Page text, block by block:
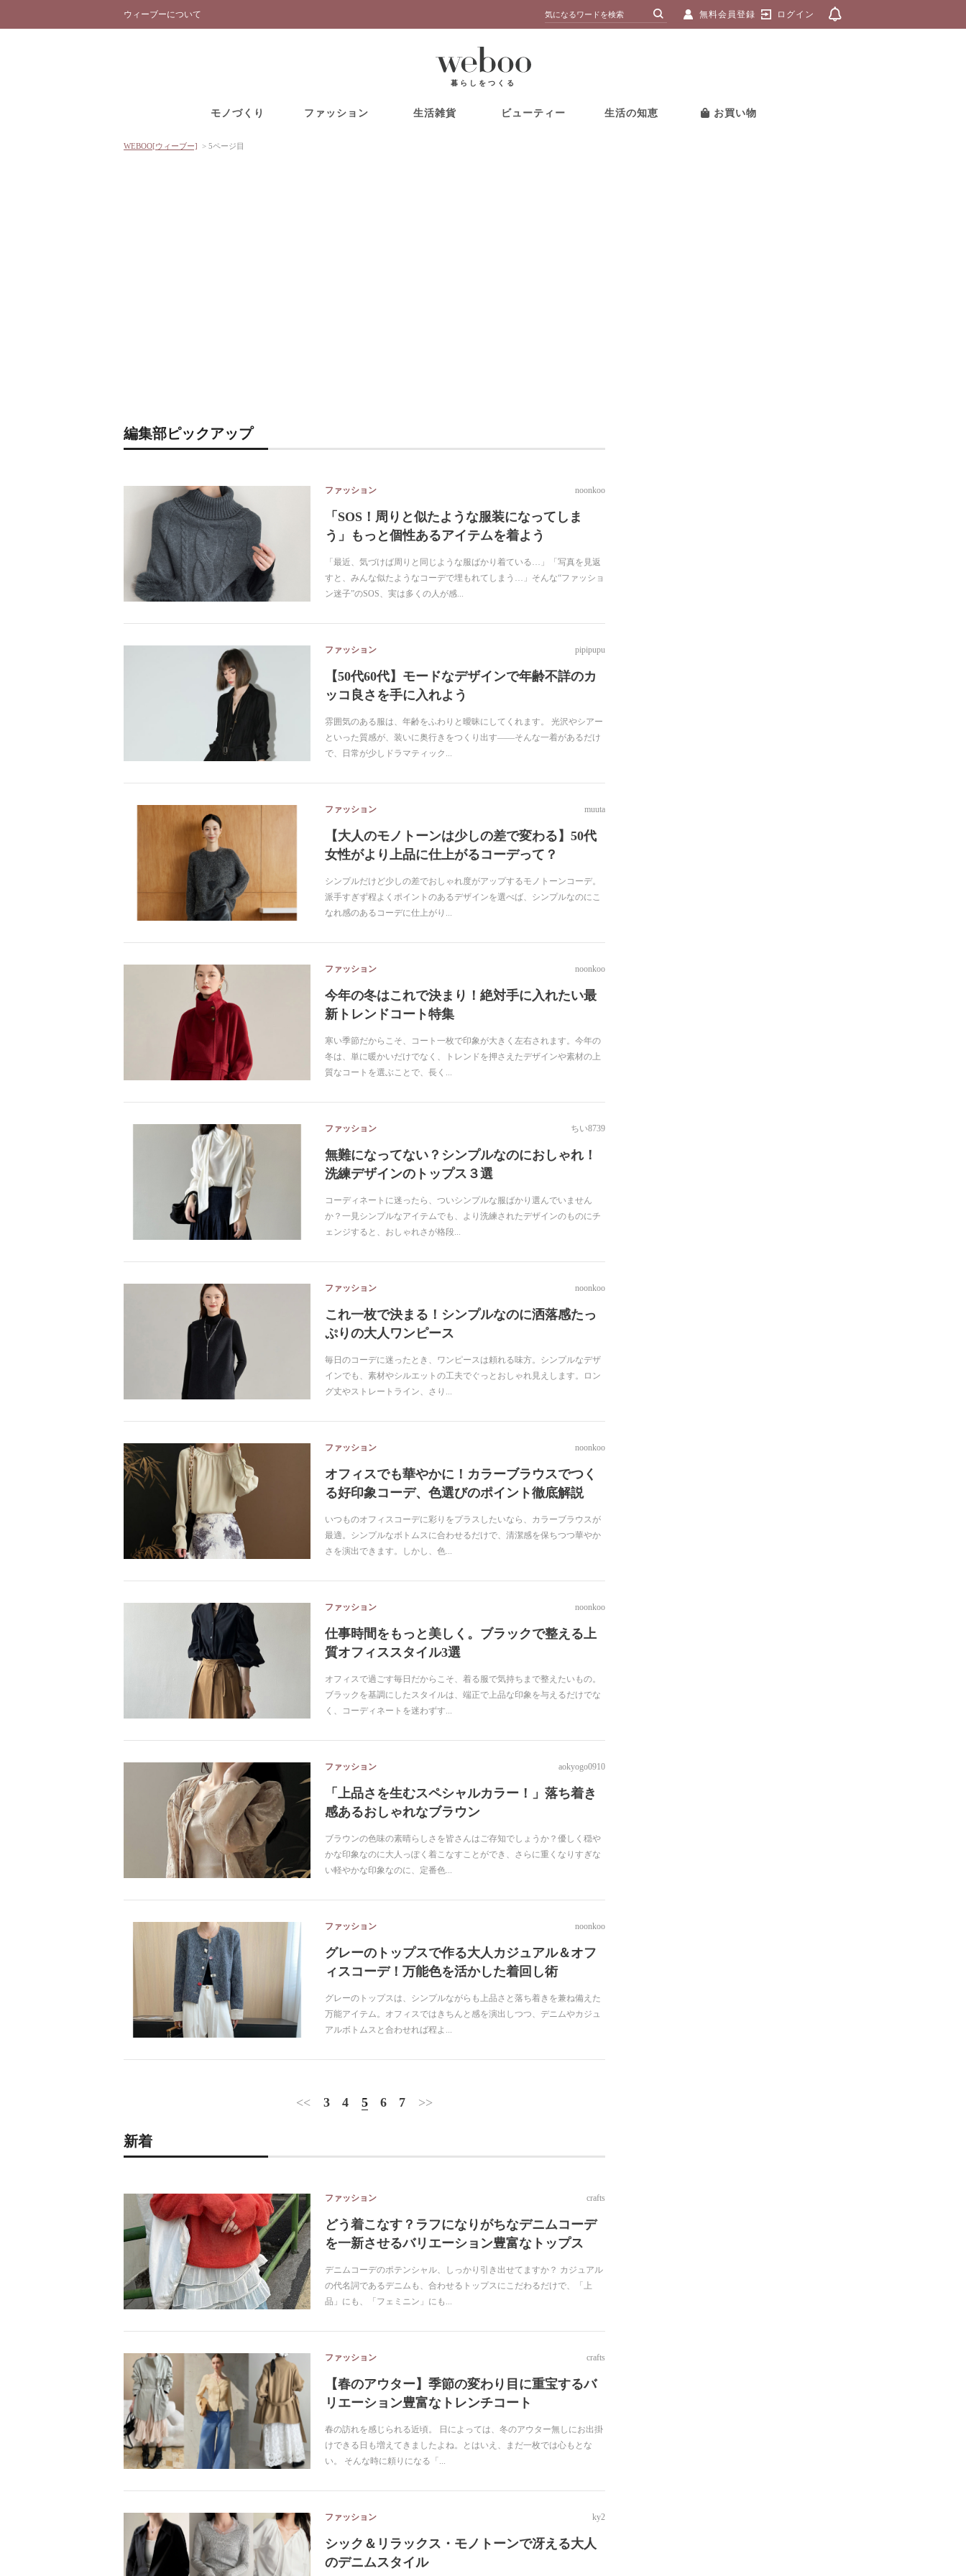
ウィーブーについて 無料会員登録 ログイン
暮らしをつくる
モノづくり ファッション 生活雑貨 ビューティー 生活の知恵 お買い物
WEBOO[ウィーブー] > 5ページ目
編集部ピックアップ
ファッション noonkoo
「SOS！周りと似たような服装になってしま
う」もっと個性あるアイテムを着よう
「最近、気づけば周りと同じような服ばかり着ている…」「写真を見返
すと、みんな似たようなコーデで埋もれてしまう…」そんな“ファッショ
ン迷子”のSOS、実は多くの人が感...
ファッション pipipupu
【50代60代】モードなデザインで年齢不詳のカ
ッコ良さを手に入れよう
雰囲気のある服は、年齢をふわりと曖昧にしてくれます。 光沢やシアー
といった質感が、装いに奥行きをつくり出す――そんな一着があるだけ
で、日常が少しドラマティック...
ファッション muuta
【大人のモノトーンは少しの差で変わる】50代
女性がより上品に仕上がるコーデって？
シンプルだけど少しの差でおしゃれ度がアップするモノトーンコーデ。
派手すぎず程よくポイントのあるデザインを選べば、シンプルなのにこ
なれ感のあるコーデに仕上がり...
ファッション noonkoo
今年の冬はこれで決まり！絶対手に入れたい最
新トレンドコート特集
寒い季節だからこそ、コート一枚で印象が大きく左右されます。今年の
冬は、単に暖かいだけでなく、トレンドを押さえたデザインや素材の上
質なコートを選ぶことで、長く...
ファッション ちい8739
無難になってない？シンプルなのにおしゃれ！
洗練デザインのトップス３選
コーディネートに迷ったら、ついシンプルな服ばかり選んでいません
か？一見シンプルなアイテムでも、より洗練されたデザインのものにチ
ェンジすると、おしゃれさが格段...
ファッション noonkoo
これ一枚で決まる！シンプルなのに洒落感たっ
ぷりの大人ワンピース
毎日のコーデに迷ったとき、ワンピースは頼れる味方。シンプルなデザ
インでも、素材やシルエットの工夫でぐっとおしゃれ見えします。ロン
グ丈やストレートライン、さり...
ファッション noonkoo
オフィスでも華やかに！カラーブラウスでつく
る好印象コーデ、色選びのポイント徹底解説
いつものオフィスコーデに彩りをプラスしたいなら、カラーブラウスが
最適。シンプルなボトムスに合わせるだけで、清潔感を保ちつつ華やか
さを演出できます。しかし、色...
ファッション noonkoo
仕事時間をもっと美しく。ブラックで整える上
質オフィススタイル3選
オフィスで過ごす毎日だからこそ、着る服で気持ちまで整えたいもの。
ブラックを基調にしたスタイルは、端正で上品な印象を与えるだけでな
く、コーディネートを迷わずす...
ファッション aokyogo0910
「上品さを生むスペシャルカラー！」落ち着き
感あるおしゃれなブラウン
ブラウンの色味の素晴らしさを皆さんはご存知でしょうか？優しく穏や
かな印象なのに大人っぽく着こなすことができ、さらに重くなりすぎな
い軽やかな印象なのに、定番色...
ファッション noonkoo
グレーのトップスで作る大人カジュアル＆オフ
ィスコーデ！万能色を活かした着回し術
グレーのトップスは、シンプルながらも上品さと落ち着きを兼ね備えた
万能アイテム。オフィスではきちんと感を演出しつつ、デニムやカジュ
アルボトムスと合わせれば程よ...
<< 3 4 5 6 7 >>
新着
ファッション crafts
どう着こなす？ラフになりがちなデニムコーデ
を一新させるバリエーション豊富なトップス
デニムコーデのポテンシャル、しっかり引き出せてますか？ カジュアル
の代名詞であるデニムも、合わせるトップスにこだわるだけで、「上
品」にも、「フェミニン」にも...
ファッション crafts
【春のアウター】季節の変わり目に重宝するバ
リエーション豊富なトレンチコート
春の訪れを感じられる近頃。 日によっては、冬のアウター無しにお出掛
けできる日も増えてきましたよね。とはいえ、まだ一枚では心もとな
い。 そんな時に頼りになる「...
ファッション ky2
シック＆リラックス・モノトーンで冴える大人
のデニムスタイル